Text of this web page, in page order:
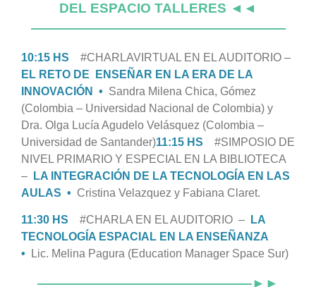
DEL ESPACIO TALLERES ◄◄
———————————————————
10:15 HS
#CHARLAVIRTUAL EN EL AUDITORIO –
EL RETO DE ENSEÑAR EN LA ERA DE LA
INNOVACIÓN • Sandra Milena Chica, Gómez
(Colombia – Universidad Nacional de Colombia) y
Dra. Olga Lucía Agudelo Velásquez (Colombia –
Universidad de Santander)11:15 HS
#SIMPOSIO DE
NIVEL PRIMARIO Y ESPECIAL EN LA BIBLIOTECA
–
LA INTEGRACIÓN DE LA TECNOLOGÍA EN LAS
AULAS • Cristina Velazquez y Fabiana Claret.
11:30 HS #CHARLA EN EL AUDITORIO –
LA
TECNOLOGÍA ESPACIAL EN LA ENSEÑANZA
• Lic. Melina Pagura (Education Manager Space Sur)
————————————————►►